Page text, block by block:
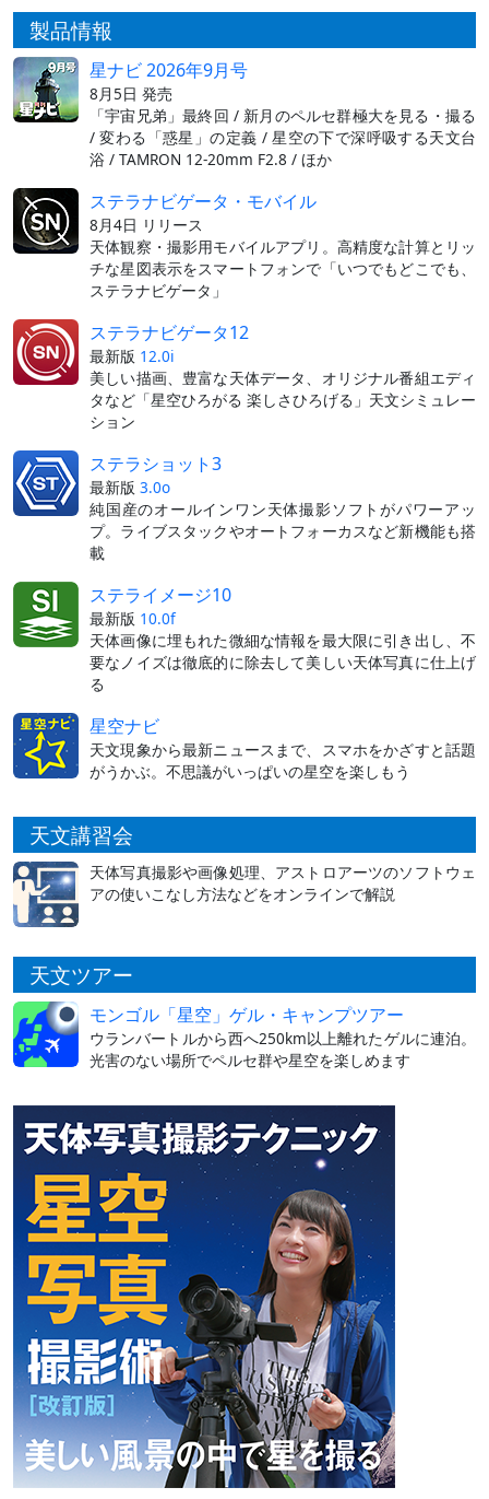
製品情報
星ナビ 2026年9月号
8月5日 発売
「宇宙兄弟」最終回 / 新月のペルセ群極大を見る・撮る
/ 変わる「惑星」の定義 / 星空の下で深呼吸する天文台
浴 / TAMRON 12-20mm F2.8 / ほか
ステラナビゲータ・モバイル
8月4日 リリース
天体観察・撮影用モバイルアプリ。高精度な計算とリッ
チな星図表示をスマートフォンで「いつでもどこでも、
ステラナビゲータ」
ステラナビゲータ12
最新版 12.0i
美しい描画、豊富な天体データ、オリジナル番組エディ
タなど「星空ひろがる 楽しさひろげる」天文シミュレー
ション
ステラショット3
最新版 3.0o
純国産のオールインワン天体撮影ソフトがパワーアッ
プ。ライブスタックやオートフォーカスなど新機能も搭
載
ステライメージ10
最新版 10.0f
天体画像に埋もれた微細な情報を最大限に引き出し、不
要なノイズは徹底的に除去して美しい天体写真に仕上げ
る
星空ナビ
天文現象から最新ニュースまで、スマホをかざすと話題
がうかぶ。不思議がいっぱいの星空を楽しもう
天文講習会
天体写真撮影や画像処理、アストロアーツのソフトウェ
アの使いこなし方法などをオンラインで解説
天文ツアー
モンゴル「星空」ゲル・キャンプツアー
ウランバートルから西へ250km以上離れたゲルに連泊。
光害のない場所でペルセ群や星空を楽しめます